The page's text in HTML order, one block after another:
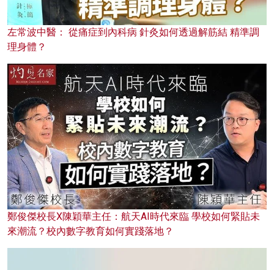
左常波中醫： 從痛症到內科病 針灸如何透過解筋結 精準調
理身體？
鄭俊傑校長X陳穎華主任：航天AI時代來臨 學校如何緊貼未
來潮流？校內數字教育如何實踐落地？